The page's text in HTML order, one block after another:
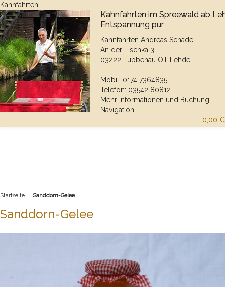
Kahnfahrten
Kahnfahrten im Spreewald ab
Entspannung pur
Kahnfahrten Andreas Schade
An der Lischka 3
03222 Lübbenau OT Lehde
Mobil: 0174 7364835
Telefon: 03542 80812.
Mehr Informationen und Buchung...
Navigation
0,00 €
Startseite Sanddorn-Gelee
Sanddorn-Gelee